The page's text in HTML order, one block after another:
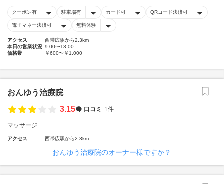
クーポン有 駐車場有 カード可 QRコード決済可
電子マネー決済可 無料体験
アクセス
西帯広駅から2.3km
本日の営業状況 9:00〜13:00
価格帯
￥600〜￥1,000
おんゆう治療院
3.15
口コミ 1件
マッサージ
アクセス 西帯広駅から2.3km
おんゆう治療院のオーナー様ですか？